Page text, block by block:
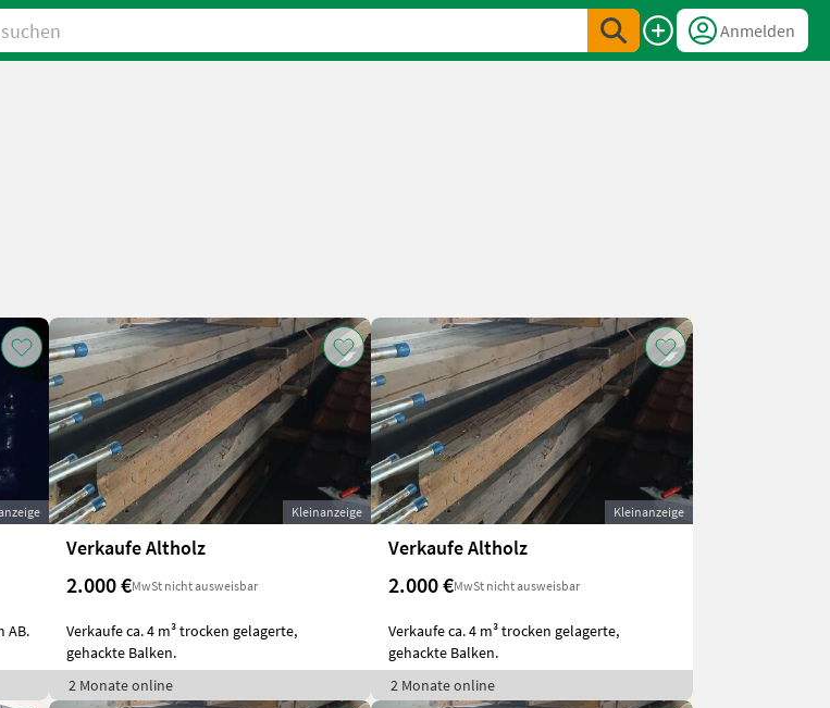
Anmelden
AB.
Kleinanzeige
Verkaufe Altholz
2.000 €MwSt nicht ausweisbar
Verkaufe ca. 4 m³ trocken gelagerte,
gehackte Balken.
2 Monate online
Kleinanzeige
Verkaufe Altholz
2.000 €MwSt nicht ausweisbar
Verkaufe ca. 4 m³ trocken gelagerte,
gehackte Balken.
2 Monate online